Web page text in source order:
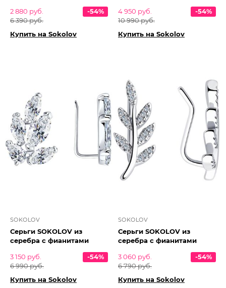
2 880 руб.
6 390 руб.
-54%
Купить на Sokolov
4 950 руб.
10 990 руб.
-54%
Купить на Sokolov
SOKOLOV
Серьги SOKOLOV из
серебра с фианитами
3 150 руб.
6 990 руб.
-54%
Купить на Sokolov
SOKOLOV
Серьги SOKOLOV из
серебра с фианитами
3 060 руб.
6 790 руб.
-54%
Купить на Sokolov